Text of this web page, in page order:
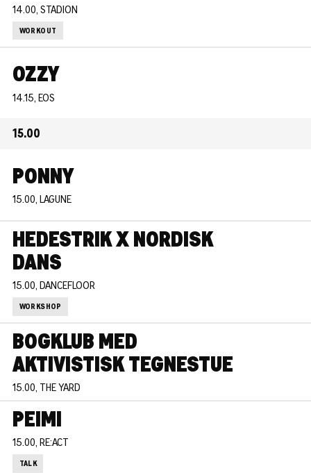
14.00, STADION
WORKOUT
OZZY
14.15, EOS
15.00
PONNY
15.00, LAGUNE
HEDESTRIK X NORDISK
DANS
15.00, DANCEFLOOR
WORKSHOP
BOGKLUB MED
AKTIVISTISK TEGNESTUE
15.00, THE YARD
PEIMI
15.00, RE:ACT
TALK